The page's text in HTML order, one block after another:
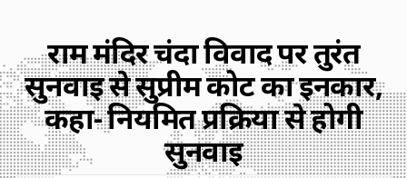
राम मंदिर चंदा विवाद पर तुरंत
सुनवाई से सुप्रीम कोर्ट का इनकार,
कहा- नियमित प्रक्रिया से होगी
सुनवाई